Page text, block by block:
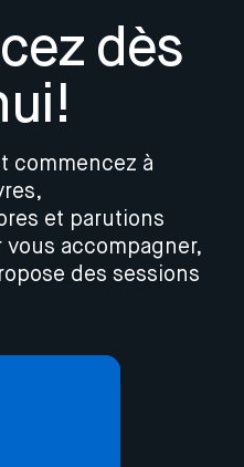
dès
commencez à
et parutions
accompagner,
des sessions